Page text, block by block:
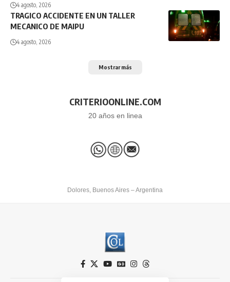
4 agosto, 2026
TRAGICO ACCIDENTE EN UN TALLER
MECANICO DE MAIPU
4 agosto, 2026
Mostrar más
CRITERIOONLINE.COM
20 años en linea
Dolores, Buenos Aires – Argentina